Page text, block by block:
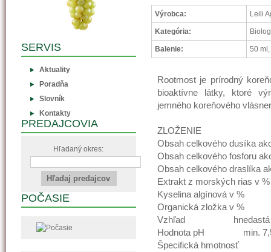
Výrobca: Leili
Kategória:
Balenie: 50
Rootmost je prírodný
bioaktívne látky, ktoré
jemného koreňového
ZLOŽENIE
Obsah celkového dusíka
Obsah celkového fosforu
Obsah celkového
Extrakt z morských rias
Kyselina algínová v %
Organická zložka v %
Vzhľad hnedastá
Hodnota pH min.
Špecifická
SERVIS
Aktuality
Poradňa
Slovník
Kontakty
PREDAJCOVIA
Hľadaný okres:
POČASIE